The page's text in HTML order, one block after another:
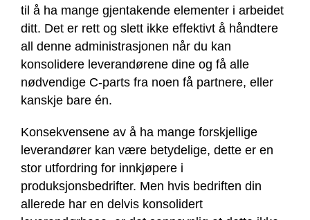
til å ha mange gjentakende elementer i arbeidet
ditt. Det er rett og slett ikke effektivt å håndtere
all denne administrasjonen når du kan
konsolidere leverandørene dine og få alle
nødvendige C-parts fra noen få partnere, eller
kanskje bare én.
Konsekvensene av å ha mange forskjellige
leverandører kan være betydelige, dette er en
stor utfordring for innkjøpere i
produksjonsbedrifter. Men hvis bedriften din
allerede har en delvis konsolidert